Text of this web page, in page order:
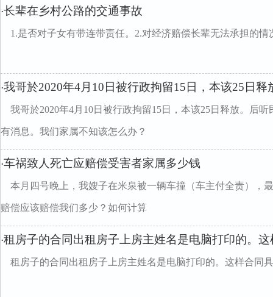
·长辈在乡村公路的交通事故
1.是否对子女有带连带责任。2.对经济赔偿长辈无法承担的
·我哥於2020年4月10日被行政拘留15日，本该25日释
我哥於2020年4月10日被行政拘留15日，本该25日释放。后
有消息。我们家属不知该怎么办？
·车祸致人死亡应赔偿受害者家属多少钱
本月四号晚上，我嫂子在米泉被一辆车撞（车主付全责），
赔偿应该赔偿我们多少？如何计算
·租房子的合同出租房子上房主姓名是电脑打印的。
租房子的合同出租房子上房主姓名是电脑打印的。这样合同